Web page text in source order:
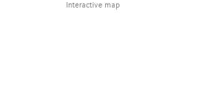
Interactive map